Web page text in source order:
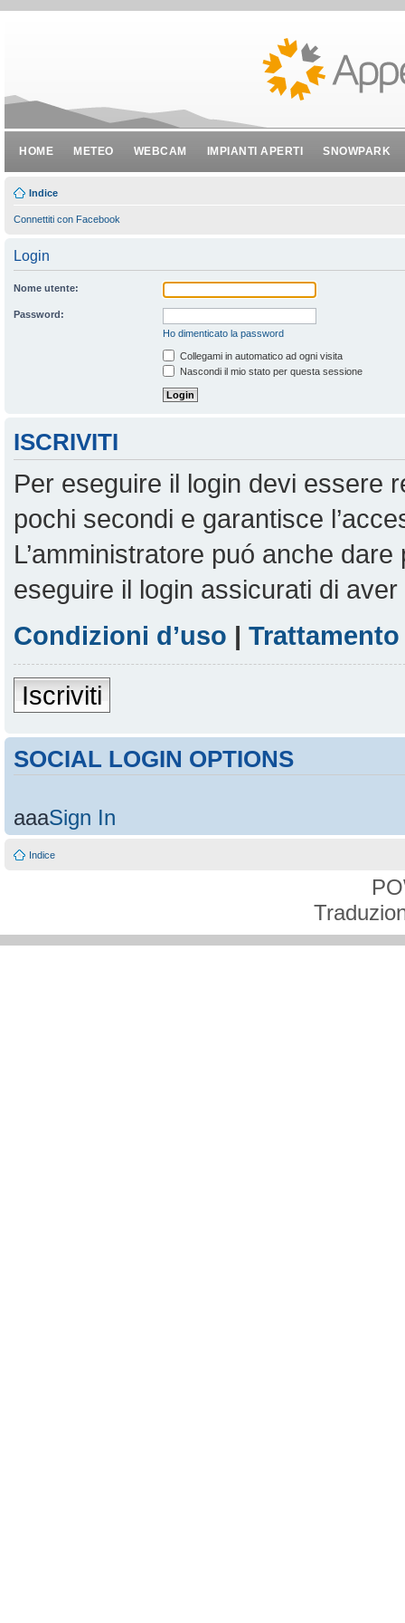
HOME METEO WEBCAM IMPIANTI APERTI SNOWPARK
Indice
Connettiti con Facebook
Login
Nome utente:
Password:
Ho dimenticato la password
Collegami in automatico ad ogni visita
Nascondi il mio stato per questa sessione
ISCRIVITI
Per eseguire il login devi essere
pochi secondi e garantisce
L’amministratore puó anche
eseguire il login assicurati di
Condizioni d’uso |
Iscriviti
SOCIAL LOGIN OPTIONS
aaaSign In
Indice